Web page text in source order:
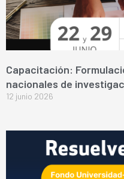
Capacitación:
nacionales de
12 junio 2026